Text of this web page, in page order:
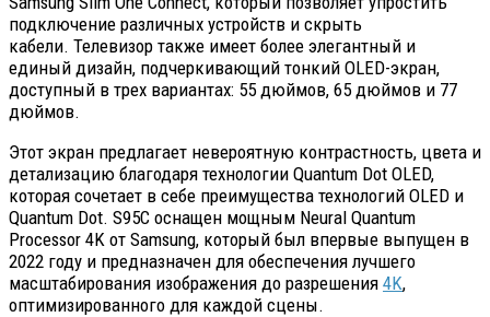
подключение различных устройств и скрыть
кабели. Телевизор также имеет более элегантный и
единый дизайн, подчеркивающий тонкий OLED-экран,
доступный в трех вариантах: 55 дюймов, 65 дюймов и 77
дюймов.
Этот экран предлагает невероятную контрастность, цвета и
детализацию благодаря технологии Quantum Dot OLED,
которая сочетает в себе преимущества технологий OLED и
Quantum Dot. S95C оснащен мощным Neural Quantum
Processor 4K от Samsung, который был впервые выпущен в
2022 году и предназначен для обеспечения лучшего
масштабирования изображения до разрешения 4K,
оптимизированного для каждой сцены.